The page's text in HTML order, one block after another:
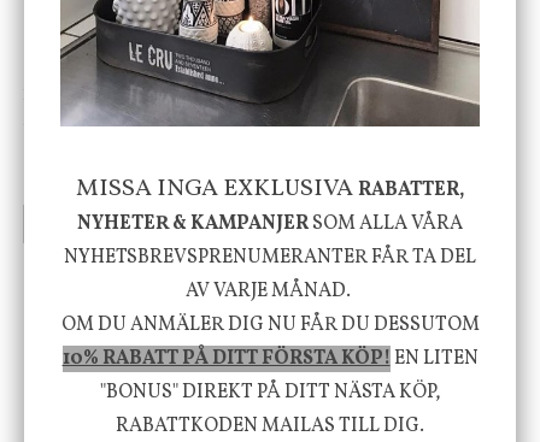
House Doctor
Skål, Hands marmor
635 kr795 kr
INFO KÖP
Nicolas Vahé
Serveringsfat, Ostron,
415 kr
INFO KÖP
Vi vill förmedla känsla, upplevelse och
välbefinnande för dig och ditt hem! Med
inspiration från naturen och dess färgpalett
MISSA INGA EXKLUSIVARABATTER,
NYHETER & KAMPANJERSOM ALLA VÅRA
NYHETSBREVSPRENUMERANTER FÅR TA DEL
AV VARJE MÅNAD.
OM DU ANMÄLER DIG NU FÅR DU DESSUTOM
10% RABATT PÅ DITT FÖRSTA KÖP!EN LITEN
"BONUS" DIREKT PÅ DITT NÄSTA KÖP,
RABATTKODEN MAILAS TILL DIG.